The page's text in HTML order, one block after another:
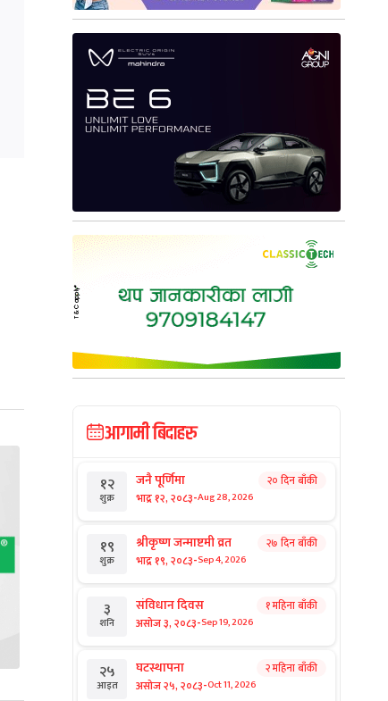
आगामी बिदाहरु
१२
शुक्र
जनै पूर्णिमा
भाद्र १२, २०८३-Aug 28, 2026
२० दिन बाँकी
१९
शुक्र
श्रीकृष्ण जन्माष्टमी व्रत
भाद्र १९, २०८३-Sep 4, 2026
२७ दिन बाँकी
३
शनि
संविधान दिवस
असोज ३, २०८३-Sep 19, 2026
१ महिना बाँकी
२५
आइत
घटस्थापना
असोज २५, २०८३-Oct 11, 2026
२ महिना बाँकी